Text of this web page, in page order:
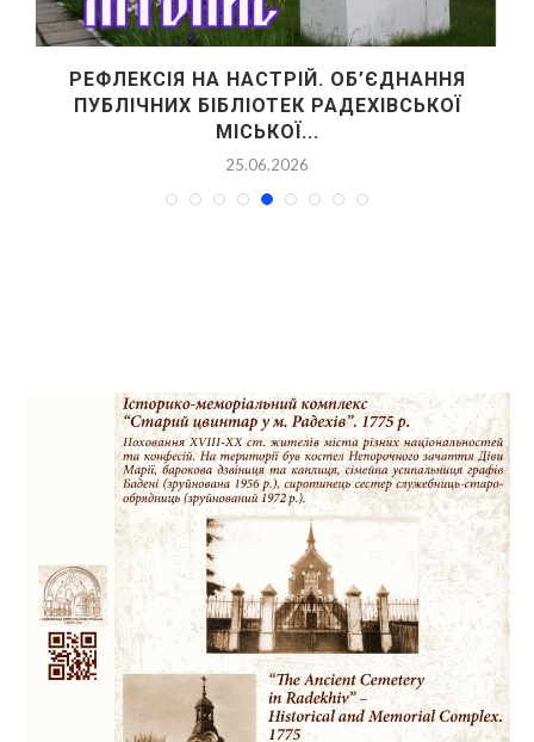
РЕФЛЕКСІЯ НА НАСТРІЙ. ОБ’ЄДНАННЯ
ПУБЛІЧНИХ БІБЛІОТЕК РАДЕХІВСЬКОЇ
МІСЬКОЇ...
25.06.2026